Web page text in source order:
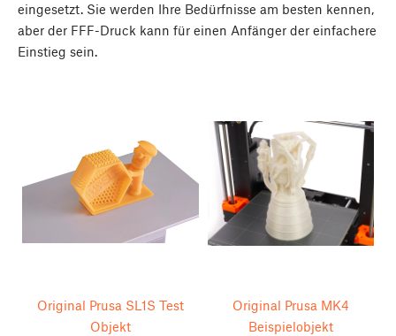
eingesetzt. Sie werden Ihre Bedürfnisse am besten kennen,
aber der FFF-Druck kann für einen Anfänger der einfachere
Einstieg sein.
Original Prusa SL1S Test
Objekt
Original Prusa MK4
Beispielobjekt